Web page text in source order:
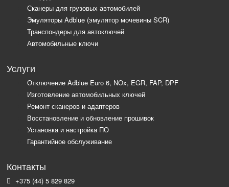
Сканеры для грузовых автомобилей
Эмуляторы Adblue (эмулятор мочевины SCR)
Транспондеры для автоключей
Автомобильные ключи
Услуги
Отключение Adblue Euro 6, NOx, EGR, FAP, DPF
Изготовление автомобильных ключей
Ремонт сканеров и адаптеров
Восстановление и обновление прошивок
Установка и настройка ПО
Гарантийное обслуживание
Контакты
+375 (44) 5 829 829